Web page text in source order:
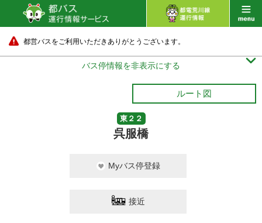
都営バスをご利用いただきありがとうございます。
バス停情報を非表示にする 
ルート図
東２２
呉服橋
Myバス停登録
接近